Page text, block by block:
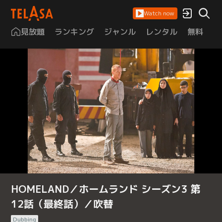
Watch now
見放題 ランキング ジャンル レンタル 無料
HOMELAND／ホームランド シーズン3 第
12話（最終話）／吹替
Dubbing